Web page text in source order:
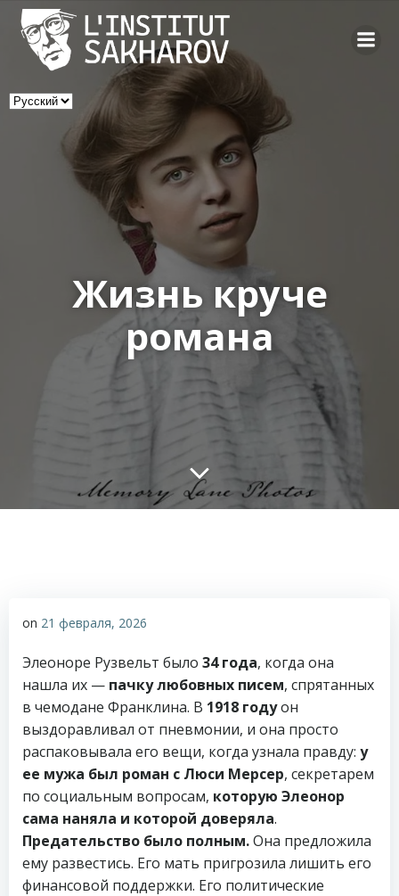
to
content
Выбрать
Жизнь круче
романа
on 21 февраля, 2026
Элеоноре Рузвельт было 34 года, когда она
нашла их — пачку любовных писем, спрятанных
в чемодане Франклина. В 1918 годуон
выздоравливал от пневмонии, и она просто
распаковывала его вещи, когда узнала правду: у
ее мужа был роман с Люси Мерсер, секретарем
по социальным вопросам, которую Элеонор
сама наняла и которой доверяла.
Предательство было полным.Она предложила
ему развестись. Его мать пригрозила лишить его
финансовой поддержки. Его политические